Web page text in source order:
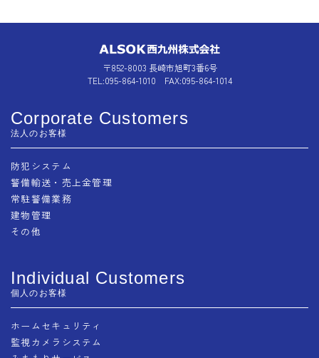
〒852-8003 長崎市旭町3番6号
TEL:095-864-1010 FAX:095-864-1014
Corporate Customers
法人のお客様
防犯システム
警備輸送・売上金管理
常駐警備業務
建物管理
その他
Individual Customers
個人のお客様
ホームセキュリティ
監視カメラシステム